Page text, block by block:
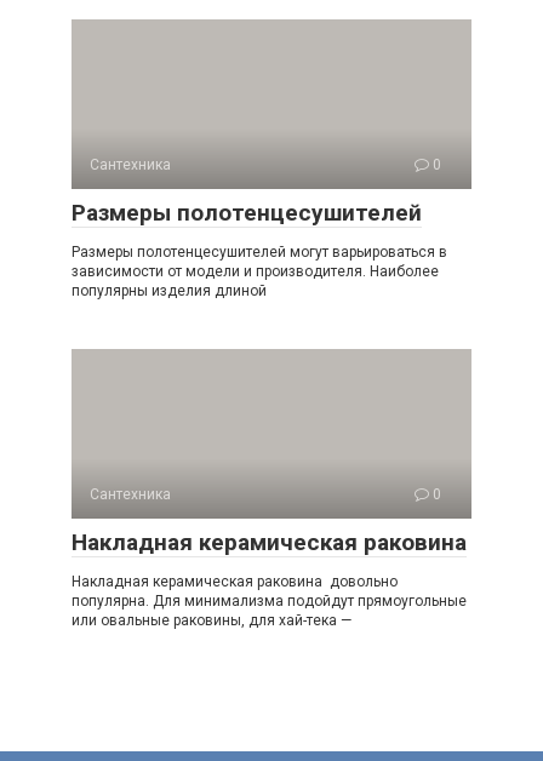
Сантехника 0
Размеры полотенцесушителей
Размеры полотенцесушителей могут варьироваться в
зависимости от модели и производителя. Наиболее
популярны изделия длиной
Сантехника 0
Накладная керамическая раковина
Накладная керамическая раковина довольно
популярна. Для минимализма подойдут прямоугольные
или овальные раковины, для хай-тека —